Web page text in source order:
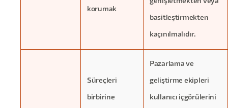
korumak
basitleştirmekten
kaçınılmalıdır.
Süreçleri
birbirine
Pazarlama ve
geliştirme ekipleri
kullanıcı içgörülerini